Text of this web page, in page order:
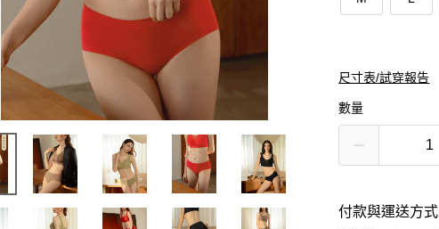
尺寸表/試穿報告
數量
付款與運送方式